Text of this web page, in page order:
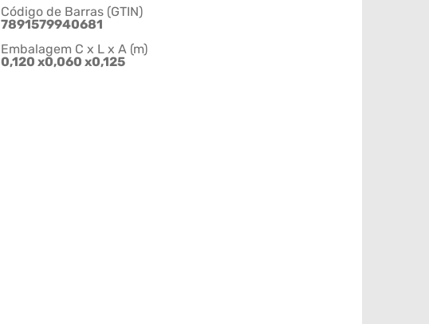
Código de Barras (GTIN)
7891579940681
Embalagem C x L x A (m)
0,120 x0,060 x0,125